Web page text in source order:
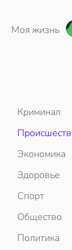
Моя жизнь
Криминал
Экономика
Здоровье
Спорт
Общество
Политика